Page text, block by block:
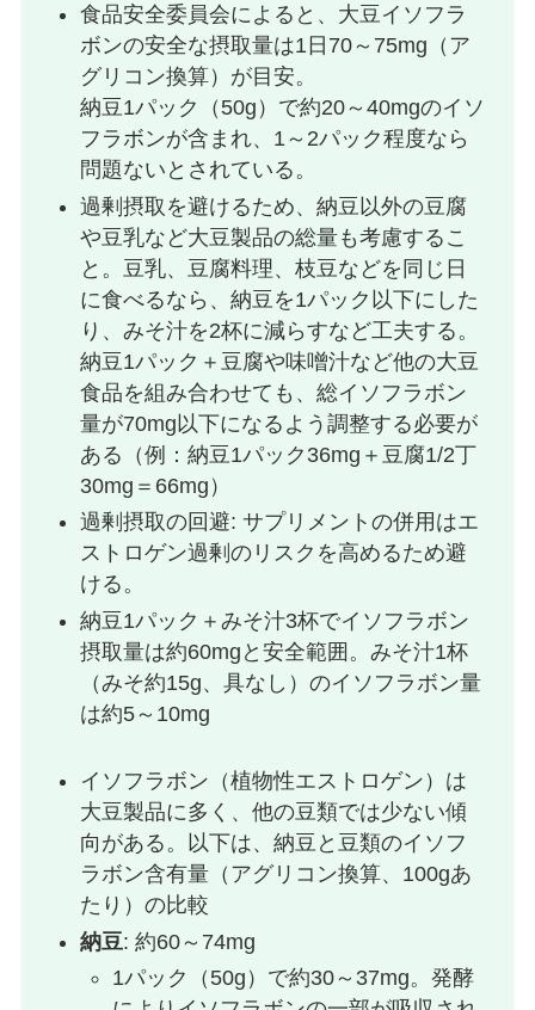
食品安全委員会によると、大豆イソフラ
ボンの安全な摂取量は1日70～75mg（ア
グリコン換算）が目安。
納豆1パック（50g）で約20～40mgのイソ
フラボンが含まれ、1～2パック程度なら
問題ないとされている。
過剰摂取を避けるため、納豆以外の豆腐
や豆乳など大豆製品の総量も考慮するこ
と。豆乳、豆腐料理、枝豆などを同じ日
に食べるなら、納豆を1パック以下にした
り、みそ汁を2杯に減らすなど工夫する。
納豆1パック＋豆腐や味噌汁など他の大豆
食品を組み合わせても、総イソフラボン
量が70mg以下になるよう調整する必要が
ある（例：納豆1パック36mg＋豆腐1/2丁
30mg＝66mg）
過剰摂取の回避: サプリメントの併用はエ
ストロゲン過剰のリスクを高めるため避
ける。
納豆1パック＋みそ汁3杯でイソフラボン
摂取量は約60mgと安全範囲。みそ汁1杯
（みそ約15g、具なし）のイソフラボン量
は約5～10mg
イソフラボン（植物性エストロゲン）は
大豆製品に多く、他の豆類では少ない傾
向がある。以下は、納豆と豆類のイソフ
ラボン含有量（アグリコン換算、100gあ
たり）の比較
納豆: 約60～74mg
1パック（50g）で約30～37mg。発酵